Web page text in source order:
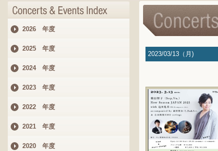
2026 年度
2025 年度
2024 年度
2023 年度
2022 年度
2021 年度
2020 年度
2023/03/13（月)